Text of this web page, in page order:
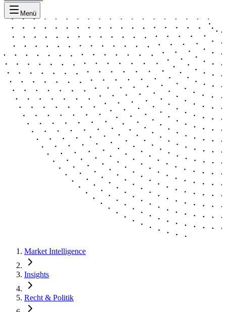
Menü
Market Intelligence
Insights
Recht & Politik